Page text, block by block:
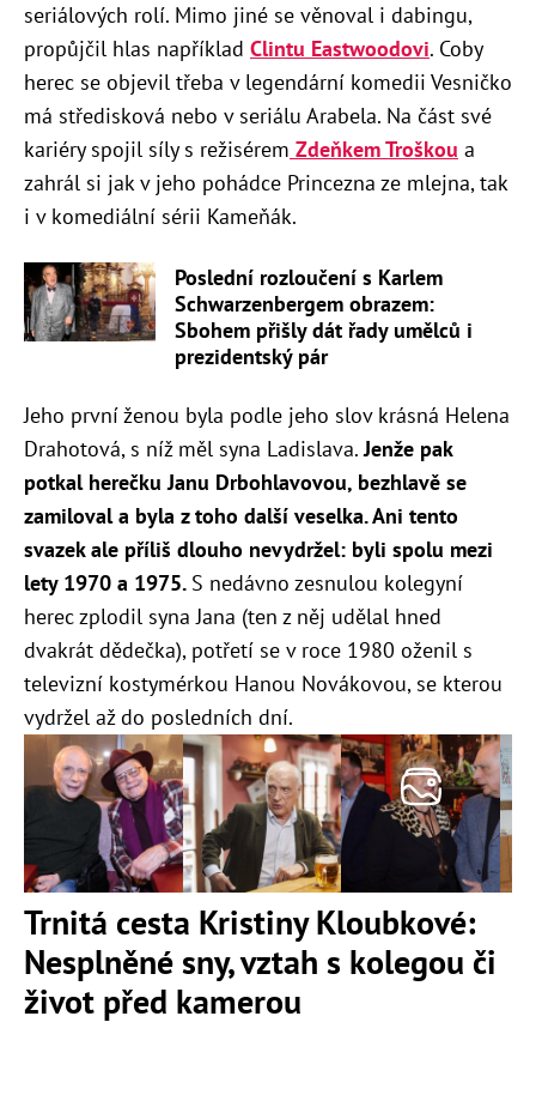
seriálových rolí. Mimo jiné se věnoval i dabingu,
propůjčil hlas například Clintu Eastwoodovi. Coby
herec se objevil třeba v legendární komedii Vesničko
má středisková nebo v seriálu Arabela. Na část své
kariéry spojil síly s režisérem Zdeňkem Troškou a
zahrál si jak v jeho pohádce Princezna ze mlejna, tak
i v komediální sérii Kameňák.
Poslední rozloučení s Karlem
Schwarzenbergem obrazem:
Sbohem přišly dát řady umělců i
prezidentský pár
Jeho první ženou byla podle jeho slov krásná Helena
Drahotová, s níž měl syna Ladislava.Jenže pak
potkal herečku Janu Drbohlavovou, bezhlavě se
zamiloval a byla z toho další veselka. Ani tento
svazek ale příliš dlouho nevydržel: byli spolu mezi
lety 1970 a 1975. S nedávno zesnulou kolegyní
herec zplodil syna Jana (ten z něj udělal hned
dvakrát dědečka), potřetí se v roce 1980 oženil s
televizní kostymérkou Hanou Novákovou, se kterou
vydržel až do posledních dní.
Trnitá cesta Kristiny Kloubkové:
Nesplněné sny, vztah s kolegou či
život před kamerou